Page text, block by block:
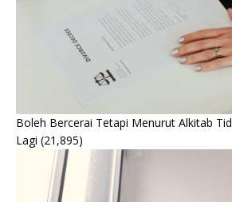
Boleh Bercerai Tetapi Menurut Alkitab
Lagi (21,895)